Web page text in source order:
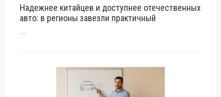
Надежнее китайцев и доступнее отечественных
авто: в регионы завезли практичный